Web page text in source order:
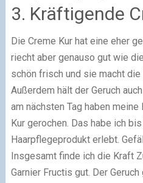
3. Kräftigende
Die Creme Kur hat eine eher
riecht aber genauso gut wie
schön frisch und sie macht die
Außerdem hält der Geruch
am nächsten Tag haben
Kur gerochen. Das habe ich
Haarpflegeprodukt erlebt.
Insgesamt finde ich die Kraft
Garnier Fructis gut. Der